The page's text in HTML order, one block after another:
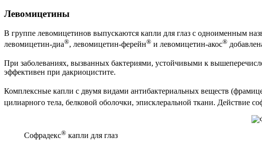
Левомицетины
В группе левомицетинов выпускаются капли для глаз с одноименным
левомицетин-диа®, левомицетин-ферейн® и левомицетин-акос®
При заболеваниях, вызванных бактериями, устойчивыми к
эффективен при дакриоцистите.
Комплексные капли с двумя видами антибактериальных веществ
цилиарного тела, белковой оболочки, эписклеральной ткани. Действие
Софрадекс® капли для глаз